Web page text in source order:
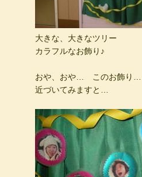
大きな、大きなツリー
カラフルなお飾り♪
おや、おや… このお飾り…
近づいてみますと…